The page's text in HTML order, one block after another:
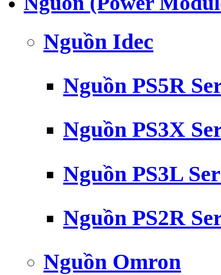
Nguồn Idec
Nguồn PS5R
Nguồn PS3X
Nguồn PS3L
Nguồn PS2R
Nguồn Omron